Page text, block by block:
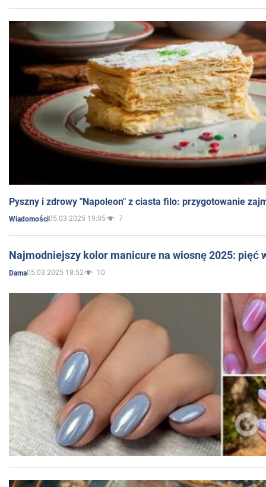
Pyszny i zdrowy "Napoleon" z ciasta filo: przygotowanie
Wiadomości05.03.2025 19:05 7
Najmodniejszy kolor manicure na wiosnę 2025: pięć
Dama05.03.2025 18:52 10